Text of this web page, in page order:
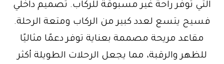
التي توفر راحة غير مسبوقة للركاب. تصميم داخلي
فسيح يتسع لعدد كبير من الركاب ومتعة الرحلة.
مقاعد مريحة مصممة بعناية توفر دعمًا مثاليًا
للظهر والرقبة، مما يجعل الرحلات الطويلة أكثر